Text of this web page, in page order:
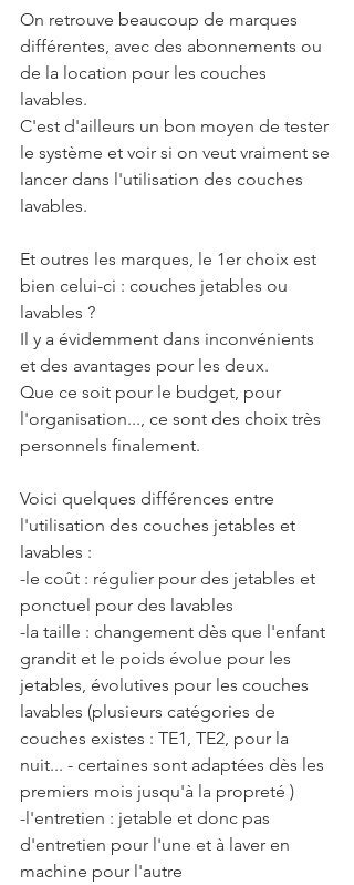
On retrouve beaucoup de marques
différentes, avec des abonnements ou
de la location pour les couches
lavables.
C'est d'ailleurs un bon moyen de tester
le système et voir si on veut vraiment se
lancer dans l'utilisation des couches
lavables.
Et outres les marques, le 1er choix est
bien celui-ci : couches jetables ou
lavables ?
Il y a évidemment dans inconvénients
et des avantages pour les deux.
Que ce soit pour le budget, pour
l'organisation..., ce sont des choix très
personnels finalement.
Voici quelques différences entre
l'utilisation des couches jetables et
lavables :
-le coût : régulier pour des jetables et
ponctuel pour des lavables
-la taille : changement dès que l'enfant
grandit et le poids évolue pour les
jetables, évolutives pour les couches
lavables (plusieurs catégories de
couches existes : TE1, TE2, pour la
nuit... - certaines sont adaptées dès les
premiers mois jusqu'à la propreté )
-l'entretien : jetable et donc pas
d'entretien pour l'une et à laver en
machine pour l'autre